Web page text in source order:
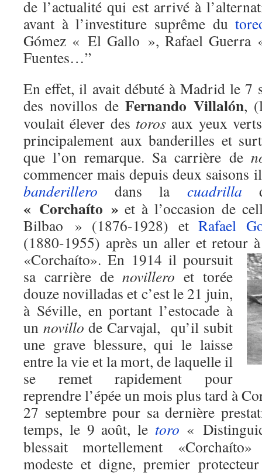
de l’actualité qui est arrivé à
avant à l’investiture suprême du
Gómez « El Gallo », Rafael
Fuentes…”
En effet, il avait débuté à Madrid le 7
des novillos deFernando Villalón,
voulait élever des toros aux yeux
principalement aux banderilles et
que l’on remarque. Sa carrière de
commencer mais depuis deux saisons
banderillero dans la cuadrilla
« Corchaíto » et à l’occasion de
Bilbao » (1876-1928) et Rafael
(1880-1955) après un aller et retour
«Corchaíto».En 1914 il poursuit
sa carrière denovillero et torée
douze novilladas et c’est le 21 juin,
à Séville, en portant l’estocade à
un novillo de Carvajal, qu’il subit
une grave blessure, qui le laisse
entre la vie et la mort, de laquelle il
se remet rapidement pour
reprendre l’épée un mois plus tard à
27 septembre pour sa dernière
temps, le 9 août, le toro «
blessait mortellement
modeste et digne, premier